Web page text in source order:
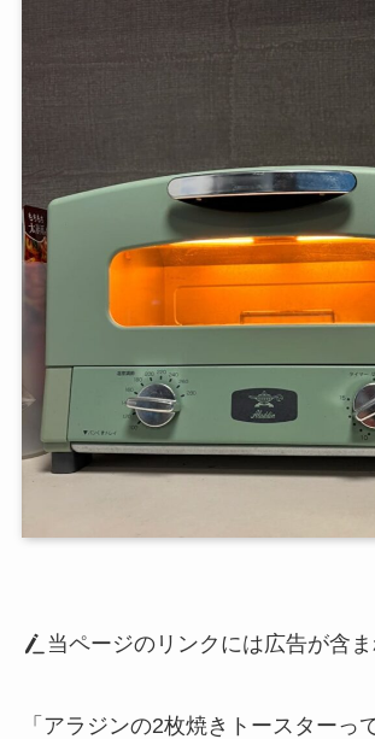
当ページのリンクには広告が含ま
「アラジンの2枚焼きトースターっ